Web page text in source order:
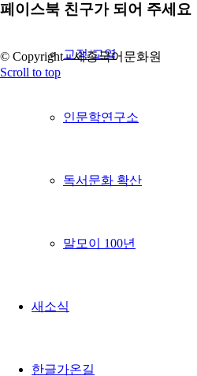
교정/교열
인문학연구소
독서문화 확산
말모이 100년
새소식
한글가온길
페이스북 친구가 되어 주세요
© Copyright - 세종국어문화원
Scroll to top